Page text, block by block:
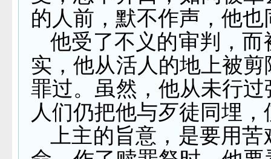
的人前，默不作声，他
他受了不义的审判，
实，他从活人的地上被
罪过。虽然，他从未行
人们仍把他与歹徒同埋
上主的旨意，是要用